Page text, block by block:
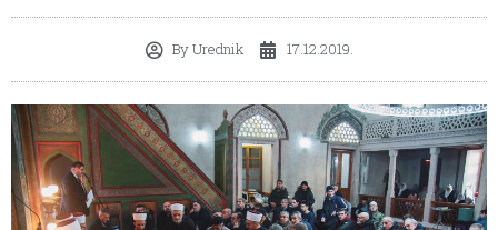
ByUrednik 17.12.2019.